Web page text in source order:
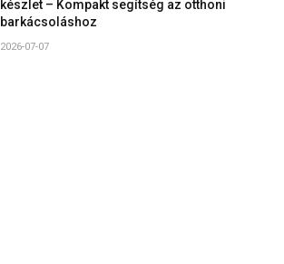
készlet – Kompakt segítség az otthoni
barkácsoláshoz
2026-07-07